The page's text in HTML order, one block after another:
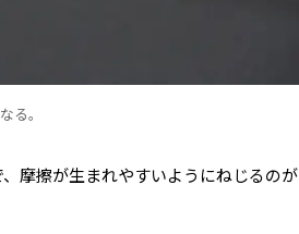
る。
摩擦が生まれやすいようにねじるのが